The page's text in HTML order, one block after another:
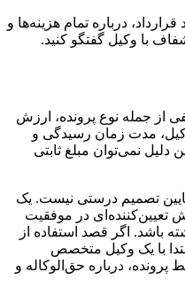
درباره تمام هزینه‌ها و
با وکیل گفتگو کنید.
از جمله نوع پرونده، ارزش
مدت زمان رسیدگی و
نمی‌توان مبلغ ثابتی
تصمیم درستی نیست. یک
تعیین‌کننده‌ای در موفقیت
باشد. اگر قصد استفاده از
با یک وکیل متخصص
درباره حق‌الوکاله و